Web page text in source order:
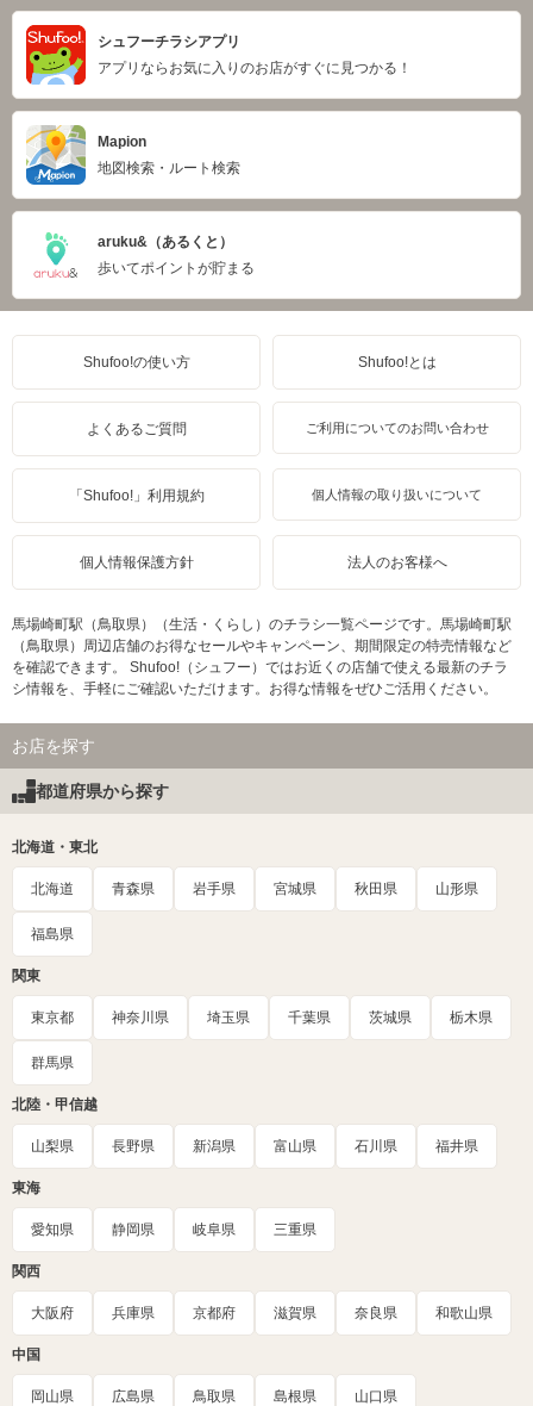
シュフーチラシアプリ
アプリならお気に入りのお店がすぐに見つかる！
Mapion
地図検索・ルート検索
aruku&（あるくと）
歩いてポイントが貯まる
Shufoo!の使い方 Shufoo!とは
よくあるご質問 ご利用についてのお問い合わせ
「Shufoo!」利用規約 個人情報の取り扱いについて
個人情報保護方針 法人のお客様へ
馬場崎町駅（鳥取県）（生活・くらし）のチラシ一覧ページです。馬場崎町駅
（鳥取県）周辺店舗のお得なセールやキャンペーン、期間限定の特売情報など
を確認できます。 Shufoo!（シュフー）ではお近くの店舗で使える最新のチラ
シ情報を、手軽にご確認いただけます。お得な情報をぜひご活用ください。
お店を探す
都道府県から探す
北海道・東北
北海道 青森県 岩手県 宮城県 秋田県 山形県
福島県
関東
東京都 神奈川県 埼玉県 千葉県 茨城県 栃木県
群馬県
北陸・甲信越
山梨県 長野県 新潟県 富山県 石川県 福井県
東海
愛知県 静岡県 岐阜県 三重県
関西
大阪府 兵庫県 京都府 滋賀県 奈良県 和歌山県
中国
岡山県 広島県 鳥取県 島根県 山口県